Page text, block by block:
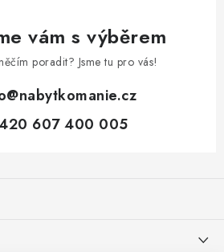
vám s výběrem
poradit? Jsme tu pro vás!
@nabytkomanie.cz
607 400 005